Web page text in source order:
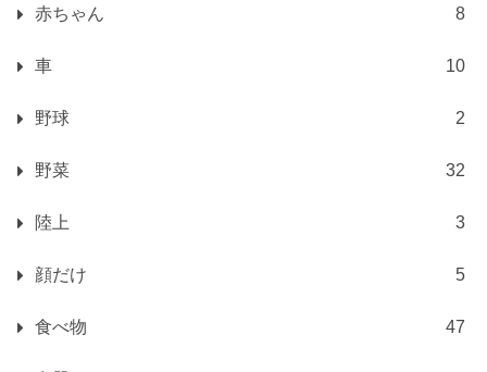
赤ちゃん 8
車 10
野球 2
野菜 32
陸上 3
顔だけ 5
食べ物 47